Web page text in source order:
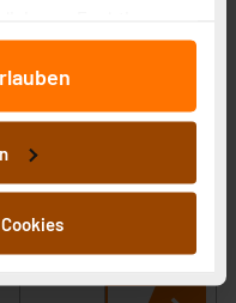
und die Zugriffe
Außerdem geben
unserer Website
Werbung und
diese
weiteren Daten
haben oder die
gesammelt
17,95 €
zu Versandkosten